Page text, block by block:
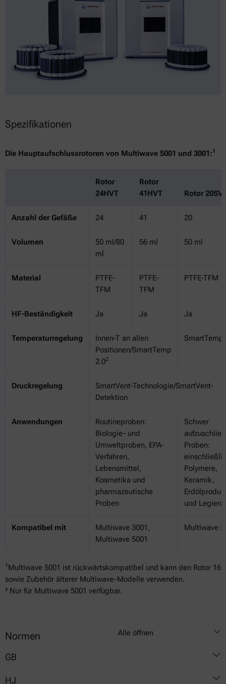
Spezifikationen
Die Hauptaufschlussrotoren von Multiwave 5001 und 3001:1
Rotor
24HVT
Rotor
41HVT
Rotor
Anzahl der Gefäße 24 41 20
Volumen
50 ml/80
ml
56 ml 50 ml
Material
PTFE-
TFM
PTFE-
TFM
PTFE-TFM
HF-Beständigkeit Ja Ja Ja
Temperaturregelung
Innen-T an allen
Positionen/SmartTemp
2.02
SmartTemp
Druckregelung
SmartVent-Technologie/SmartVent-
Detektion
Anwendungen
Routineproben:
Biologie- und
Umweltproben, EPA-
Verfahren,
Lebensmittel,
Kosmetika und
pharmazeutische
Proben
Schwer
Proben:
Polymere,
Keramik,
und
Kompatibel mit
Multiwave 3001,
Multiwave 5001
Multiwave
1 Multiwave 5001 ist rückwärtskompatibel und kann den Rotor 16
sowie Zubehör älterer Multiwave-Modelle verwenden.
² Nur für Multiwave 5001 verfügbar.
Normen Alle öffnen
GB
HJ